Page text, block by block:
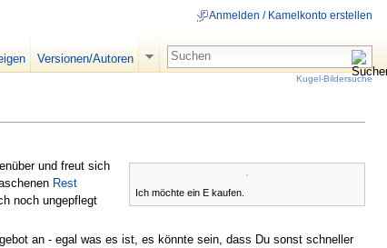
Ich möchte ein E kaufen.
und freut sich
Rest
noch ungepflegt
an - egal was es ist, es könnte sein, dass Du sonst schneller
Anmelden / Kamelkonto erstellen
Versionen/Autoren
Kugel-Bildersuche